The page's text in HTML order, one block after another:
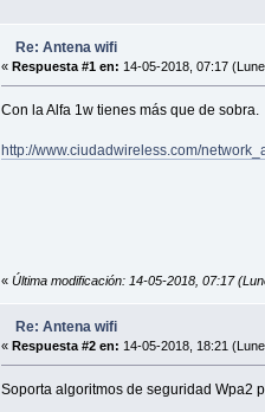
Re: Antena wifi
« Respuesta #1 en: 14-05-2018, 07:17
Con la Alfa 1w tienes más que de sobra.
http://www.ciudadwireless.com/
« Última modificación: 14-05-2018, 07:17
Re: Antena wifi
« Respuesta #2 en: 14-05-2018, 18:21
Soporta algoritmos de seguridad Wpa2